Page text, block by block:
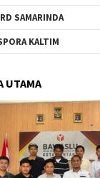
SAMARINDA
KALTIM
UTAMA